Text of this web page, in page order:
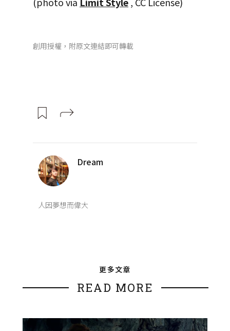
創用授權，附原文連結即可轉載
Dream
人因夢想而偉大
更多文章
READ MORE